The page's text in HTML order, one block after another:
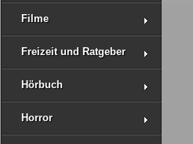
Filme
Freizeit und Ratgeber
Hörbuch
Horror